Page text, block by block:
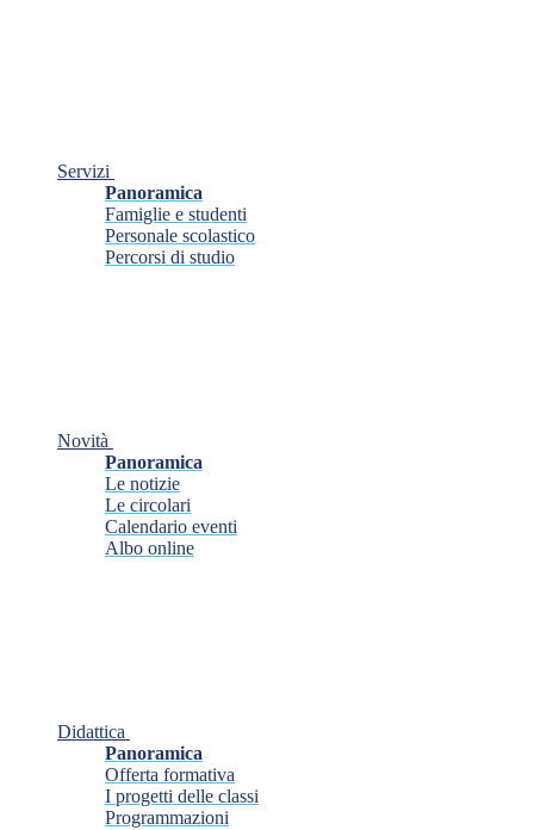
Servizi
Panoramica
Famiglie e studenti
Personale scolastico
Percorsi di studio
Novità
Panoramica
Le notizie
Le circolari
Calendario eventi
Albo online
Didattica
Panoramica
Offerta formativa
I progetti delle classi
Programmazioni